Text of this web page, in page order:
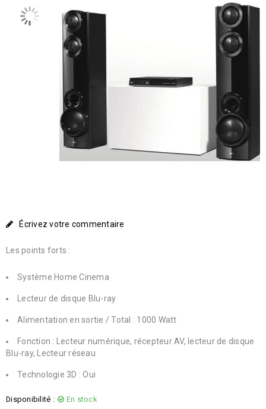
Écrivez votre commentaire
Les points forts :
Système Home Cinema
Lecteur de disque Blu-ray
Alimentation en sortie / Total : 1000 Watt
Fonction : Lecteur numérique, récepteur AV, lecteur de disque
Blu-ray, Lecteur réseau
Technologie 3D : Oui
Disponibilité : En stock